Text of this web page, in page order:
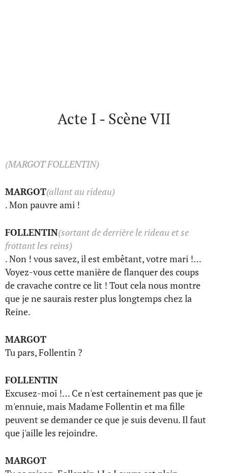
Acte I - Scène VII
(MARGOT FOLLENTIN)
MARGOT(allant au rideau)
. Mon pauvre ami !
FOLLENTIN(sortant de derrière le rideau et se
frottant les reins)
. Non ! vous savez, il est embêtant, votre mari !…
Voyez-vous cette manière de flanquer des coups
de cravache contre ce lit ! Tout cela nous montre
que je ne saurais rester plus longtemps chez la
Reine.
MARGOT
Tu pars, Follentin ?
FOLLENTIN
Excusez-moi !… Ce n'est certainement pas que je
m'ennuie, mais Madame Follentin et ma fille
peuvent se demander ce que je suis devenu. Il faut
que j'aille les rejoindre.
MARGOT